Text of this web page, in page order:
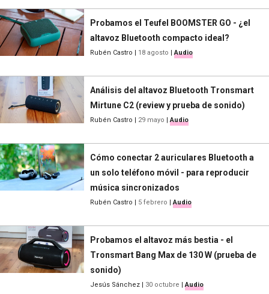
Probamos el Teufel BOOMSTER GO - ¿el
altavoz Bluetooth compacto ideal?
Rubén Castro | 18 agosto |Audio
Análisis del altavoz Bluetooth Tronsmart
Mirtune C2 (review y prueba de sonido)
Rubén Castro | 29 mayo |Audio
Cómo conectar 2 auriculares Bluetooth a
un solo teléfono móvil - para reproducir
música sincronizados
Rubén Castro | 5 febrero |Audio
Probamos el altavoz más bestia - el
Tronsmart Bang Max de 130 W (prueba de
sonido)
Jesús Sánchez | 30 octubre |Audio